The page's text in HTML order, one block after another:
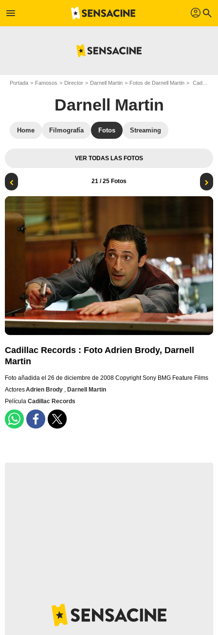
menu profil search
Portada Famosos Director Darnell Martin Fotos de Darnell Martin Cadillac Records : Foto Adrien Brody, Darnell Martin
Darnell Martin
Home Filmografía Fotos Streaming
VER TODAS LAS FOTOS
21 / 25 Fotos
Cadillac Records : Foto Adrien Brody, Darnell
Martin
Foto añadida el 26 de diciembre de 2008 Copyright Sony BMG Feature Films
ActoresAdrien Brody , Darnell Martin
Película Cadillac Records